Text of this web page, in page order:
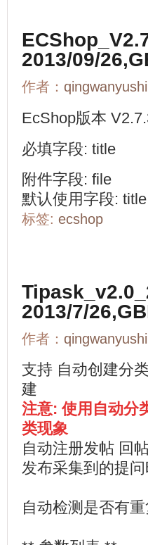
2013/09/
作者： qingwanyushi
EcShop版本
必填字段: title
附件字段: file
默认使用字段:
标签: ecshop
2013/7/
作者： qingwanyushi
支持 自动创建分
建
注意: 使用自动分
类现象
自动注册发帖 回
发布采集到的提
自动检测是否有